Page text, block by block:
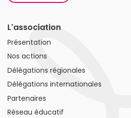
L'association
Présentation
Nos actions
Délégations régionales
Délégations internationales
Partenaires
Réseau éducatif